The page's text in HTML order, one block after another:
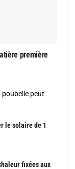
première
peut
le solaire de 1
fixées aux